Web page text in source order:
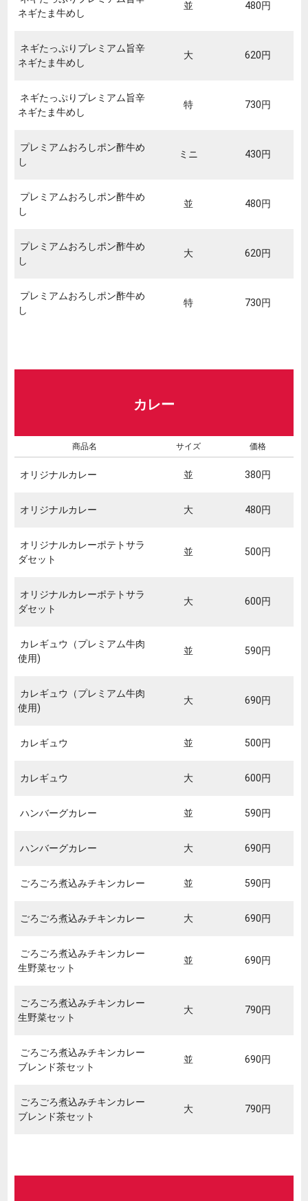
ネギたま牛めし
並 480円
ネギたっぷりプレミアム旨辛
ネギたま牛めし
大 620円
ネギたっぷりプレミアム旨辛
ネギたま牛めし
特 730円
プレミアムおろしポン酢牛め
し
ミニ 430円
プレミアムおろしポン酢牛め
し
並 480円
プレミアムおろしポン酢牛め
し
大 620円
プレミアムおろしポン酢牛め
し
特 730円
カレー
商品名 サイズ 価格
オリジナルカレー 並 380円
オリジナルカレー 大 480円
オリジナルカレーポテトサラ
ダセット
並 500円
オリジナルカレーポテトサラ
ダセット
大 600円
カレギュウ（プレミアム牛肉
使用)
並 590円
カレギュウ（プレミアム牛肉
使用)
大 690円
カレギュウ 並 500円
カレギュウ 大 600円
ハンバーグカレー 並 590円
ハンバーグカレー 大 690円
ごろごろ煮込みチキンカレー 並 590円
ごろごろ煮込みチキンカレー 大 690円
ごろごろ煮込みチキンカレー
生野菜セット
並 690円
ごろごろ煮込みチキンカレー
生野菜セット
大 790円
ごろごろ煮込みチキンカレー
ブレンド茶セット
並 690円
ごろごろ煮込みチキンカレー
ブレンド茶セット
大 790円